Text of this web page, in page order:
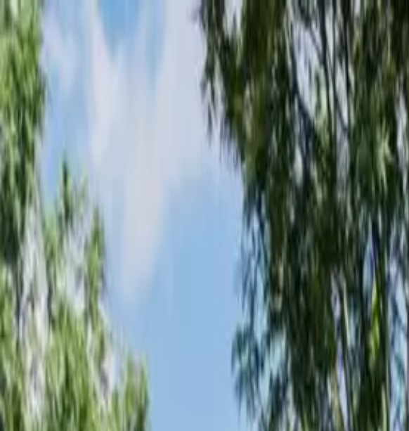
Loading page...
Please wait...